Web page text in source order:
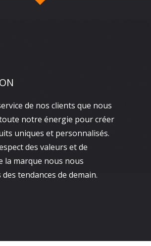
de nos clients que nous
notre énergie pour créer
uniques et personnalisés.
des valeurs et de
la marque nous nous
tendances de demain.